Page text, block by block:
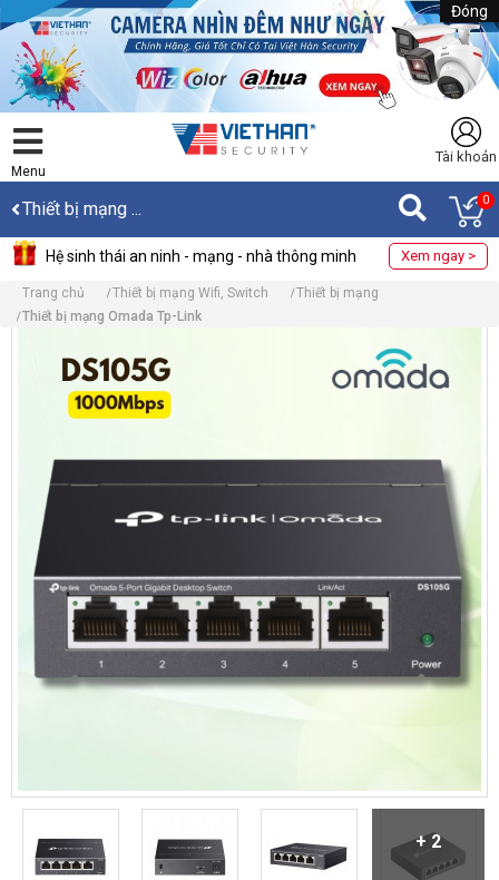
Đóng
Menu
Tài khoản
Thiết bị mạng ... 0
Hệ sinh thái an ninh - mạng - nhà thông minh Xem ngay >
Trang chủ Thiết bị mạng Wifi, Switch
Thiết bị mạng
Thiết bị mạng Omada Tp-Link
+ 2